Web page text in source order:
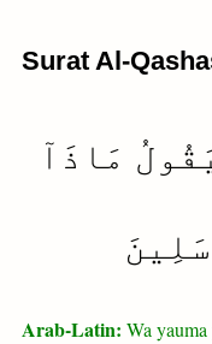
Surat Al-
مَاذَآ
Arab-Latin: Wa